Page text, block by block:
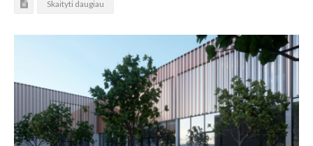
Skaityti daugiau